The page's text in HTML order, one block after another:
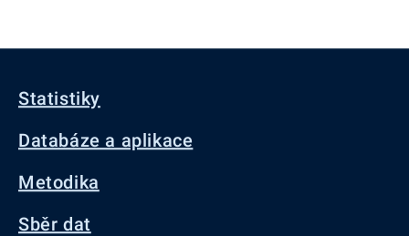
Statistiky
Databáze a aplikace
Metodika
Sběr dat